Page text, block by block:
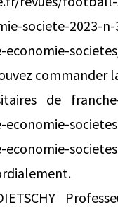
societe-
economie-
commander
de
economie-
economie-